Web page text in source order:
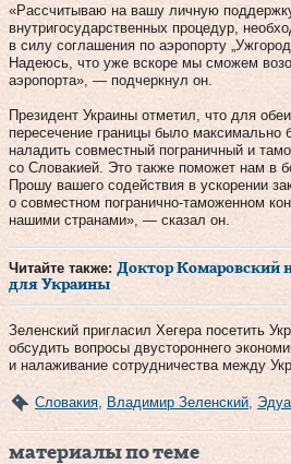
«Рассчитываю на вашу личную
внутригосударственных процедур,
в силу соглашения по аэропорту
Надеюсь, что уже вскоре мы сможем
аэропорта», — подчеркнул он.
Президент Украины отметил, что для
пересечение границы было максимально
наладить совместный пограничный и
со Словакией. Это также поможет нам в
Прошу вашего содействия в ускорении
о совместном погранично-таможенном
нашими странами», — сказал он.
Читайте также: Доктор Комаровский
для Украины
Зеленский пригласил Хегера посетить
обсудить вопросы двустороннего
и налаживание сотрудничества между
Словакия Владимир Зеленский
материалы по теме